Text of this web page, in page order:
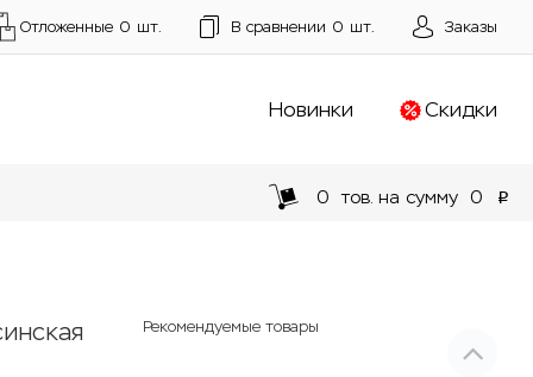
Отложенные 0 шт. В сравнении 0 шт. Заказы
Новинки Скидки
0 тов. на сумму 0 p
Рекомендуемые товары